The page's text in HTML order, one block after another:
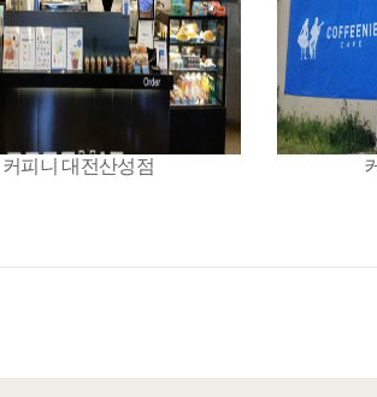
커피니 대전산성점